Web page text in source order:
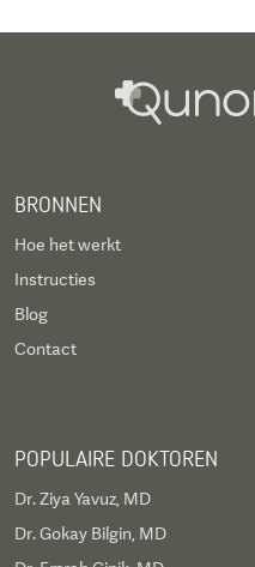
BRONNEN
Hoe het werkt
Instructies
Blog
Contact
POPULAIRE DOKTOREN
Dr. Ziya Yavuz, MD
Dr. Gokay Bilgin, MD